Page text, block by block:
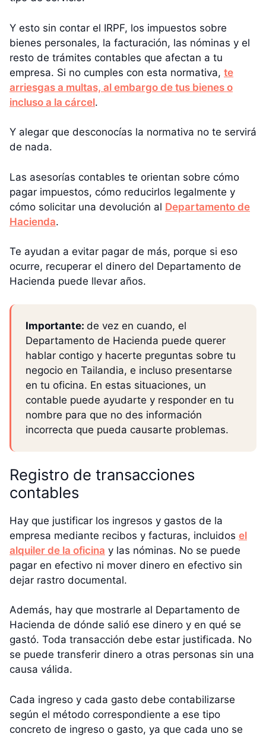
Y esto sin contar el IRPF, los impuestos sobre
bienes personales, la facturación, las nóminas y el
resto de trámites contables que afectan a tu
empresa. Si no cumples con esta normativa, te
arriesgas a multas, al embargo de tus bienes o
incluso a la cárcel.
Y alegar que desconocías la normativa no te servirá
de nada.
Las asesorías contables te orientan sobre cómo
pagar impuestos, cómo reducirlos legalmente y
cómo solicitar una devolución al Departamento de
Hacienda.
Te ayudan a evitar pagar de más, porque si eso
ocurre, recuperar el dinero del Departamento de
Hacienda puede llevar años.
Importante: de vez en cuando, el
Departamento de Hacienda puede querer
hablar contigo y hacerte preguntas sobre tu
negocio en Tailandia, e incluso presentarse
en tu oficina. En estas situaciones, un
contable puede ayudarte y responder en tu
nombre para que no des información
incorrecta que pueda causarte problemas.
Registro de transacciones
contables
Hay que justificar los ingresos y gastos de la
empresa mediante recibos y facturas, incluidos el
alquiler de la oficina y las nóminas. No se puede
pagar en efectivo ni mover dinero en efectivo sin
dejar rastro documental.
Además, hay que mostrarle al Departamento de
Hacienda de dónde salió ese dinero y en qué se
gastó. Toda transacción debe estar justificada. No
se puede transferir dinero a otras personas sin una
causa válida.
Cada ingreso y cada gasto debe contabilizarse
según el método correspondiente a ese tipo
concreto de ingreso o gasto, ya que cada uno se